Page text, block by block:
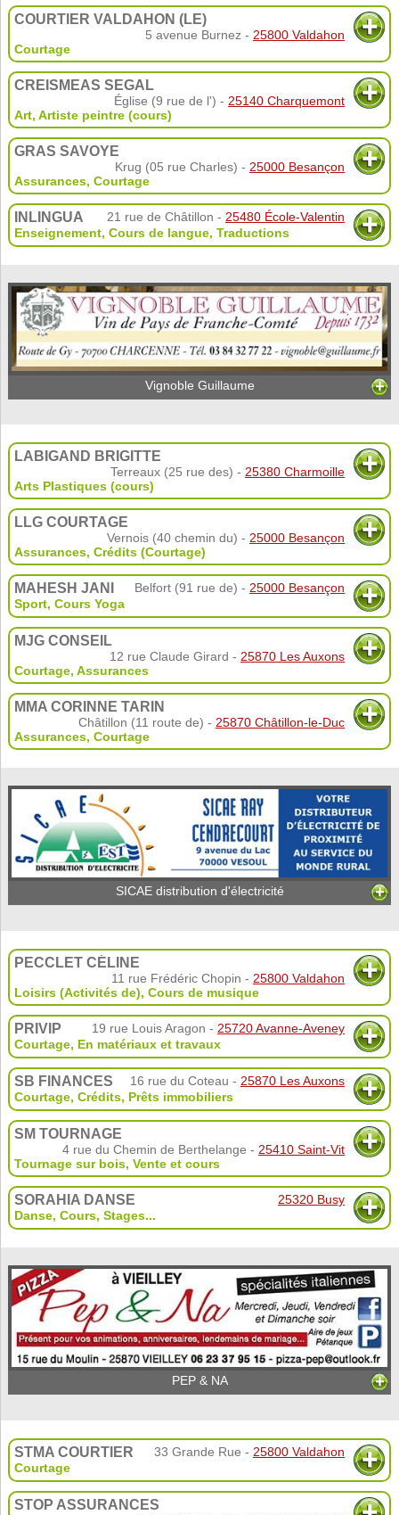
COURTIER VALDAHON (LE)
5 avenue Burnez - 25800 Valdahon
Courtage
CREISMEAS SEGAL
Église (9 rue de l') - 25140 Charquemont
Art, Artiste peintre (cours)
GRAS SAVOYE
Krug (05 rue Charles) - 25000 Besançon
Assurances, Courtage
INLINGUA 21 rue de Châtillon - 25480 École-Valentin
Enseignement, Cours de langue, Traductions
Vignoble Guillaume
LABIGAND BRIGITTE
Terreaux (25 rue des) - 25380 Charmoille
Arts Plastiques (cours)
LLG COURTAGE
Vernois (40 chemin du) - 25000 Besançon
Assurances, Crédits (Courtage)
MAHESH JANI Belfort (91 rue de) - 25000 Besançon
Sport, Cours Yoga
MJG CONSEIL
12 rue Claude Girard - 25870 Les Auxons
Courtage, Assurances
MMA CORINNE TARIN
Châtillon (11 route de) - 25870 Châtillon-le-Duc
Assurances, Courtage
SICAE distribution d'électricité
PECCLET CÉLINE
11 rue Frédéric Chopin - 25800 Valdahon
Loisirs (Activités de), Cours de musique
PRIVIP 19 rue Louis Aragon - 25720 Avanne-Aveney
Courtage, En matériaux et travaux
SB FINANCES 16 rue du Coteau - 25870 Les Auxons
Courtage, Crédits, Prêts immobiliers
SM TOURNAGE
4 rue du Chemin de Berthelange - 25410 Saint-Vit
Tournage sur bois, Vente et cours
SORAHIA DANSE
25320 Busy
Danse, Cours, Stages...
PEP & NA
STMA COURTIER 33 Grande Rue - 25800 Valdahon
Courtage
STOP ASSURANCES